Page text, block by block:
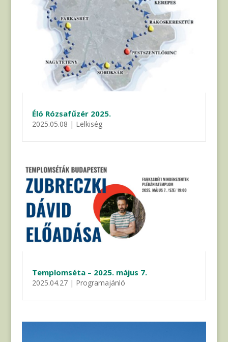
Éló Rózsafűzér 2025.
2025.05.08 | Lelkiség
Templomséta – 2025. május 7.
2025.04.27| Programajánló